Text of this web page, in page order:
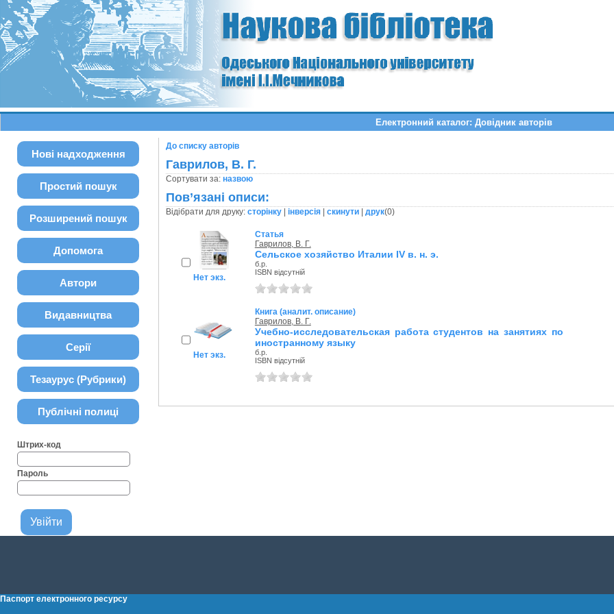
Електронний каталог: Довідник авторів
Нові надходження
Простий пошук
Розширений пошук
Допомога
Автори
Видавництва
Серії
Тезаурус (Рубрики)
Публічні полиці
Штрих-код
Пароль
До списку авторів
Гаврилов, В. Г.
Сортувати за: назвою
Пов’язані описи:
Відібрати для друку: сторінку| інверсія| скинути| друк(0)
Нет экз.
Статья
Гаврилов, В. Г.
Сельское хозяйство Италии IV в. н. э.
б.р.
ISBN відсутній
Нет экз.
Книга (аналит. описание)
Гаврилов, В. Г.
Учебно-исследовательская работа студентов на занятиях по
иностранному языку
б.р.
ISBN відсутній
Паспорт електронного ресурсу